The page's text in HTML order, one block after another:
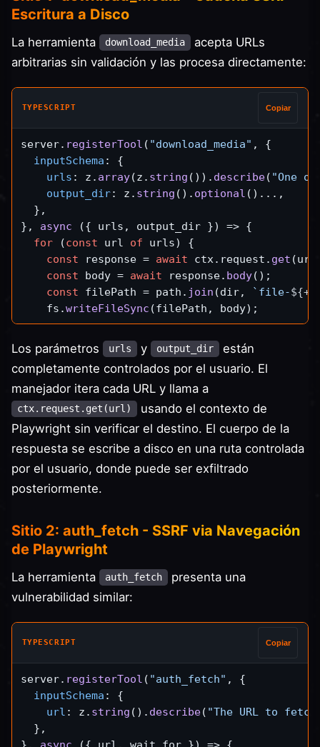
Escritura a Disco
La herramienta download_media
acepta URLs
arbitrarias sin validación y las procesa directamente:
TYPESCRIPT Copiar
server. registerTool ( "download_media" , {
inputSchema : {
urls : z. array(z. string ()). describe( "One or
output_dir: z. string (). optional ()...,
  },
}, async ({ urls, output_dir }) => {
for (const url of urls) {
const response = await ctx. request . get
const body = await response. body();
const filePath = path. join (dir, `file-
    fs.
writeFileSync (filePath,
Los parámetros urls y output_dir
están
completamente controlados por el usuario. El
manejador itera cada URL y llama a
ctx.request.get(url)
usando el contexto de
Playwright sin verificar el destino. El cuerpo de la
respuesta se escribe a disco en una ruta controlada
por el usuario, donde puede ser exfiltrado
posteriormente.
Sitio 2: auth_fetch - SSRF via Navegación
de Playwright
La herramienta auth_fetch
presenta una
vulnerabilidad similar:
TYPESCRIPT Copiar
server. registerTool ( "auth_fetch" , {
inputSchema : {
url : z. string (). describe( "The URL to
  },
}, async ({ url, wait_for }) => {